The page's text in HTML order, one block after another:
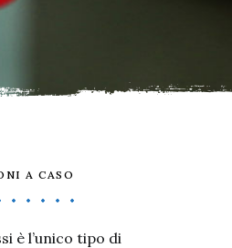
A CASO
è l’unico tipo di